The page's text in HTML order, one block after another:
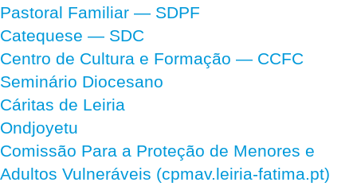
Pastoral Familiar — SDPF
Catequese — SDC
Centro de Cultura e Formação — CCFC
Seminário Diocesano
Cáritas de Leiria
Ondjoyetu
Comissão Para a Proteção de Menores e
Adultos Vulneráveis (cpmav.leiria-fatima.pt)